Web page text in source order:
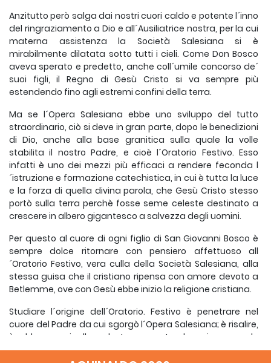
Anzitutto però salga dai nostri cuori caldo e potente l´inno
del ringraziamento a Dio e all´Ausiliatrice nostra, per la cui
materna assistenza la Società Salesiana si è
mirabilmente dilatata sotto tutti i cieli. Come Don Bosco
aveva sperato e predetto, anche coll´umile concorso de´
suoi figli, il Regno di Gesù Cristo si va sempre più
estendendo fino agli estremi confini della terra.
Ma se l´Opera Salesiana ebbe uno sviluppo del tutto
straordinario, ciò si deve in gran parte, dopo le benedizioni
di Dio, anche alla base granitica sulla quale la volle
stabilita il nostro Padre, e cioè l´Oratorio Festivo. Esso
infatti è uno dei mezzi più efficaci a rendere feconda l
´istruzione e formazione catechistica, in cui è tutta la luce
e la forza di quella divina parola, che Gesù Cristo stesso
portò sulla terra perchè fosse seme celeste destinato a
crescere in albero gigantesco a salvezza degli uomini.
Per questo al cuore di ogni figlio di San Giovanni Bosco è
sempre dolce ritornare con pensiero affettuoso all
´Oratorio Festivo, vera culla della Società Salesiana, alla
stessa guisa che il cristiano ripensa con amore devoto a
Betlemme, ove con Gesù ebbe inizio la religione cristiana.
Studiare l´origine dell´Oratorio. Festivo è penetrare nel
cuore del Padre da cui sgorgò l´Opera Salesiana; è risalire,
è abbeverarci alla celeste sorgente da cui emana lo
spirito del grande Patriarca; è inebriarci negli ardori della